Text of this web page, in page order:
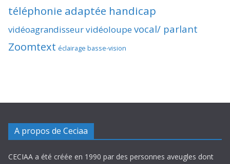
téléphonie adaptée handicap
vidéoagrandisseurvidéoloupevocal/ parlant
Zoomtext éclairage basse-vision
A propos de Ceciaa
CECIAA a été créée en 1990 par des personnes aveugles dont